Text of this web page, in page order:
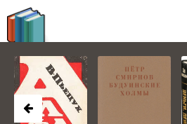
BOOKPLANETA.COM